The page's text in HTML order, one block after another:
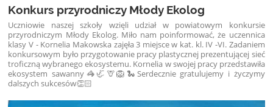
Konkurs przyrodniczy Młody Ekolog
Uczniowie naszej szkoły wzięli udział w powiatowym konkursie
przyrodniczym Młody Ekolog. Miło nam poinformować, że uczennica
klasy V - Kornelia Makowska zajęła 3 miejsce w kat. kl. IV -VI. Zadaniem
konkursowym było przygotowanie pracy plastycznej prezentującej sieć
troficzną wybranego ekosystemu. Kornelia w swojej pracy przedstawiła
ekosystem sawanny🦓🦏🦒🦁🐍 Serdecznie gratulujemy i życzymy
dalszych sukcesów👏🏻